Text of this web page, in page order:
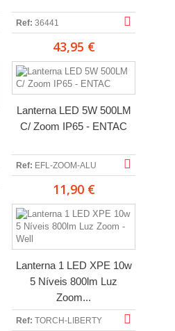
Ref: 36441
43,95 €
Lanterna LED 5W 500LM
C/ Zoom IP65 - ENTAC
Ref: EFL-ZOOM-ALU
11,90 €
Lanterna 1 LED XPE 10w
5 Níveis 800lm Luz
Zoom...
Ref: TORCH-LIBERTY